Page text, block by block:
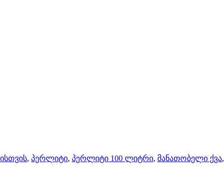
, პერლიტი, პერლიტი 100 ლიტრი, მანათობელი ქვა,